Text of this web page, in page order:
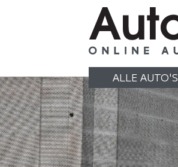
ALLE AUTO'S